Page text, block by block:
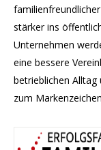
stärker ins
Unternehmen
eine bessere
betrieblichen Alltag
zum